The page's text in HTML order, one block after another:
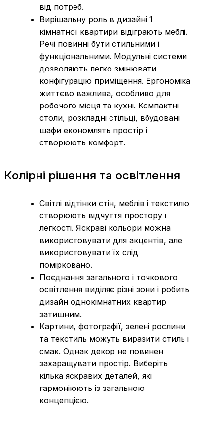
від потреб.
Вирішальну роль в дизайні 1
кімнатної квартири відіграють меблі.
Речі повинні бути стильними і
функціональними. Модульні системи
дозволяють легко змінювати
конфігурацію приміщення. Ергономіка
життєво важлива, особливо для
робочого місця та кухні. Компактні
столи, розкладні стільці, вбудовані
шафи економлять простір і
створюють комфорт.
Колірні рішення та освітлення
Світлі відтінки стін, меблів і текстилю
створюють відчуття простору і
легкості. Яскраві кольори можна
використовувати для акцентів, але
використовувати їх слід
помірковано.
Поєднання загального і точкового
освітлення виділяє різні зони і робить
дизайн однокімнатних квартир
затишним.
Картини, фотографії, зелені рослини
та текстиль можуть виразити стиль і
смак. Однак декор не повинен
захаращувати простір. Виберіть
кілька яскравих деталей, які
гармоніюють із загальною
концепцією.